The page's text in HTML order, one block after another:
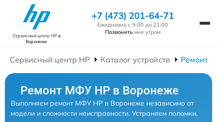
Сервисный центр HPв
Воронеже
+7 (473) 201-64-71
Ежедневно с 9:00 до 21:00
Позвонить мне утром
Сервисный центр HP Каталог устройств Ремонт
Ремонт МФУ HP в Воронеже
Выполняем ремонт МФУ HP в Воронеже независимо от
модели и сложности неисправности. Устраняем поломки,